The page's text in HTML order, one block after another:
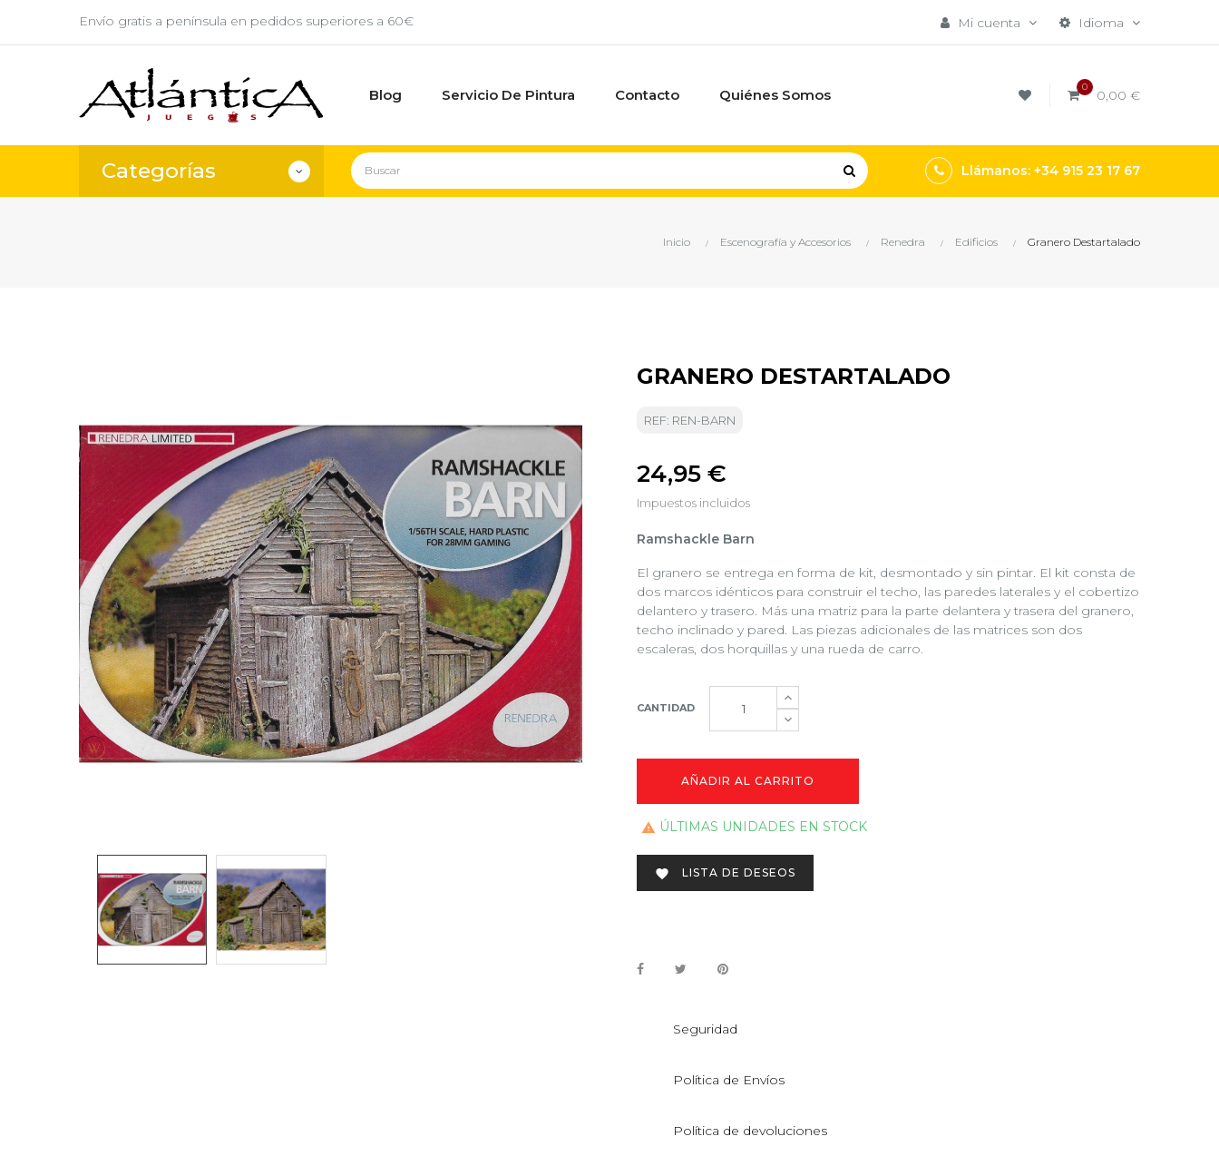
Envío gratis a península en pedidos superiores a 60€ Idioma
Mi cuenta
Blog Servicio De Pintura Contacto Quiénes Somos 0 0,00 €
Categorías Llámanos: +34 915 23 17 67
Inicio Escenografía y Accesorios Renedra Edificios Granero Destartalado
GRANERO DESTARTALADO
REF: REN-BARN
24,95 €
Impuestos incluidos
Ramshackle Barn
El granero se entrega en forma de kit, desmontado y sin pintar. El kit consta de
dos marcos idénticos para construir el techo, las paredes laterales y el cobertizo
delantero y trasero. Más una matriz para la parte delantera y trasera del granero,
techo inclinado y pared. Las piezas adicionales de las matrices son dos
escaleras, dos horquillas y una rueda de carro.
CANTIDAD
AÑADIR AL CARRITO
 ÚLTIMAS UNIDADES EN STOCK
 LISTA DE DESEOS
Seguridad
Política de Envíos
Política de devoluciones